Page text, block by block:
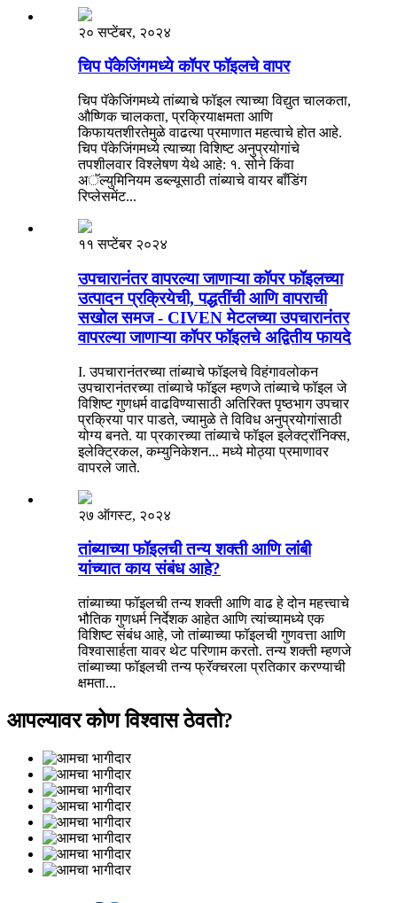
२० सप्टेंबर, २०२४
चिप पॅकेजिंगमध्ये कॉपर फॉइलचे वापर
चिप पॅकेजिंगमध्ये तांब्याचे फॉइल त्याच्या विद्युत चालकता,
औष्णिक चालकता, प्रक्रियाक्षमता आणि
किफायतशीरतेमुळे वाढत्या प्रमाणात महत्वाचे होत आहे.
चिप पॅकेजिंगमध्ये त्याच्या विशिष्ट अनुप्रयोगांचे
तपशीलवार विश्लेषण येथे आहे: १. सोने किंवा
अॅल्युमिनियम डब्ल्यूसाठी तांब्याचे वायर बाँडिंग
रिप्लेसमेंट...
११ सप्टेंबर २०२४
उपचारानंतर वापरल्या जाणाऱ्या कॉपर फॉइलच्या
उत्पादन प्रक्रियेची, पद्धतींची आणि वापराची
सखोल समज - CIVEN मेटलच्या उपचारानंतर
वापरल्या जाणाऱ्या कॉपर फॉइलचे अद्वितीय फायदे
I. उपचारानंतरच्या तांब्याचे फॉइलचे विहंगावलोकन
उपचारानंतरच्या तांब्याचे फॉइल म्हणजे तांब्याचे फॉइल जे
विशिष्ट गुणधर्म वाढविण्यासाठी अतिरिक्त पृष्ठभाग उपचार
प्रक्रिया पार पाडते, ज्यामुळे ते विविध अनुप्रयोगांसाठी
योग्य बनते. या प्रकारच्या तांब्याचे फॉइल इलेक्ट्रॉनिक्स,
इलेक्ट्रिकल, कम्युनिकेशन... मध्ये मोठ्या प्रमाणावर
वापरले जाते.
२७ ऑगस्ट, २०२४
तांब्याच्या फॉइलची तन्य शक्ती आणि लांबी
यांच्यात काय संबंध आहे?
तांब्याच्या फॉइलची तन्य शक्ती आणि वाढ हे दोन महत्त्वाचे
भौतिक गुणधर्म निर्देशक आहेत आणि त्यांच्यामध्ये एक
विशिष्ट संबंध आहे, जो तांब्याच्या फॉइलची गुणवत्ता आणि
विश्वासार्हता यावर थेट परिणाम करतो. तन्य शक्ती म्हणजे
तांब्याच्या फॉइलची तन्य फ्रॅक्चरला प्रतिकार करण्याची
क्षमता...
आपल्यावर कोण विश्वास ठेवतो?